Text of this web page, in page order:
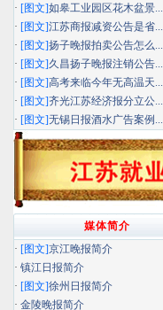
· [图文]如皋工业园区花木盆景...
· [图文]江苏商报减资公告是省...
· [图文]扬子晚报拍卖公告怎么...
· [图文]久昌扬子晚报注销公告...
· [图文]高考来临今年无高温天...
· [图文]齐光江苏经济报分立公...
· [图文]无锡日报酒水广告案例...
媒体简介
· [图文]京江晚报简介
· 镇江日报简介
· [图文]徐州日报简介
· 金陵晚报简介